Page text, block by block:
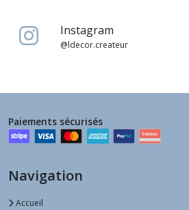
Instagram
@ldecor.createur
Paiements sécurisés
Navigation
Accueil